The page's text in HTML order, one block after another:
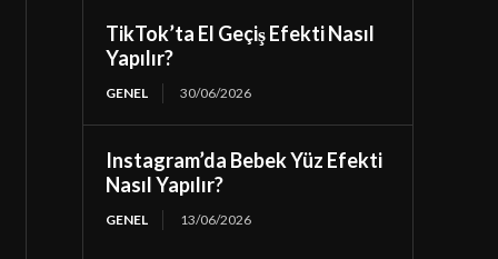
TikTok’ta El Geçiş Efekti Nasıl
Yapılır?
GENEL 30/06/2026
Instagram’da Bebek Yüz Efekti
Nasıl Yapılır?
GENEL 13/06/2026